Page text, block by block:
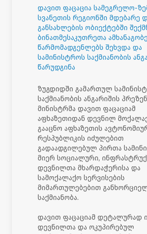
დავით ფაცაცია სამეგრელო-
სვანეთის რეგიონში მდებარე
განსახლების ობიექტებში
ბინათმესაკუთრეთა
წარმომადგენლებს შეხვდა და
სამინისტროს საქმიანობის
წარუდგინა
ზუგდიდში გამართულ
საქმიანობის ანგარიშის
მინისტრმა დავით ფაცაციამ
აფხაზეთიდან დევნილ
გააცნო აფხაზეთის
რესპუბლიკის იძულებით
გადაადგილებულ პირთა
მიერ სოციალური,
დევნილთა მხარდაჭერისა და
სამოქალაქო სერვისების
მიმართულებებით
საქმიანობა.
დავით ფაცაციამ დეტალურად
დევნილთა და ოკუპირებულ